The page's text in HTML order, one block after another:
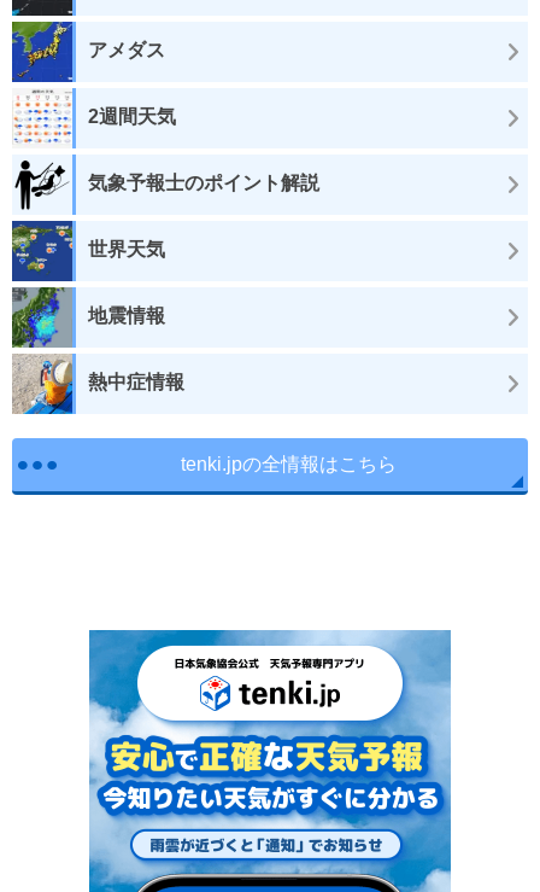
アメダス
2週間天気
気象予報士のポイント解説
世界天気
地震情報
熱中症情報
tenki.jpの全情報はこちら